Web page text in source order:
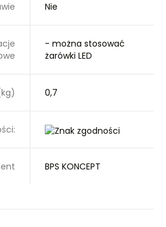
Nie
- można stosować
żarówki LED
0,7
BPS KONCEPT